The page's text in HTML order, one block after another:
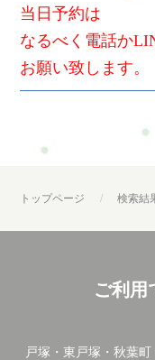
当日予約は
なるべく電話か
お願い致します。
トップページ 検索結
ご利用
戸塚・東戸塚・秋葉